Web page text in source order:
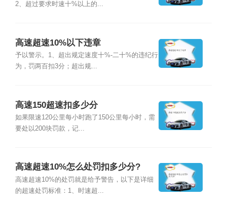
2、超过要求时速十%以上的...
高速超速10%以下违章
予以警示。1、超出规定速度十%-二十%的违纪行
为，罚两百扣3分；超出规...
高速150超速扣多少分
如果限速120公里每小时跑了150公里每小时，需
要处以200块罚款，记...
高速超速10%怎么处罚扣多少分?
高速超速10%的处罚就是给予警告，以下是详细
的超速处罚标准：1、时速超...